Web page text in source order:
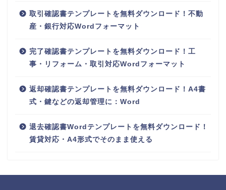
取引確認書テンプレートを無料ダウンロード！不動
産・銀行対応Wordフォーマット
完了確認書テンプレートを無料ダウンロード！工
事・リフォーム・取引対応Wordフォーマット
返却確認書テンプレートを無料ダウンロード！A4書
式・鍵などの返却管理に：Word
退去確認書Wordテンプレートを無料ダウンロード！
賃貸対応・A4形式でそのまま使える